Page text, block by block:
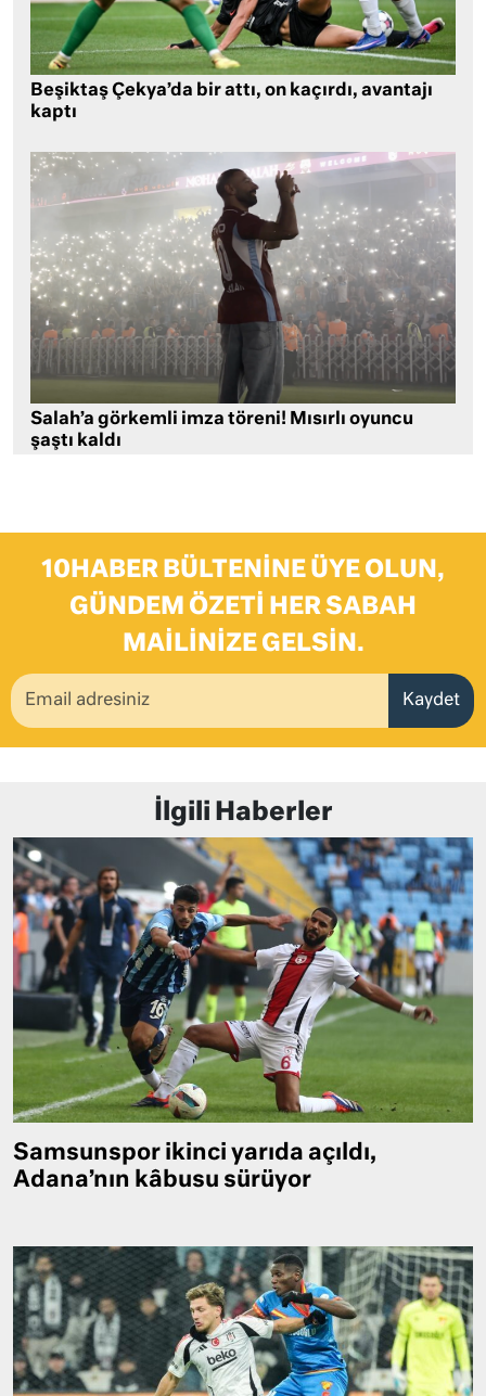
Beşiktaş Çekya’da bir attı, on kaçırdı, avantajı
kaptı
Salah’a görkemli imza töreni! Mısırlı oyuncu
şaştı kaldı
10HABER BÜLTENINE ÜYE OLUN,
GÜNDEM ÖZETI HER SABAH
MAILINIZE GELSIN.
Kaydet
İlgili Haberler
Samsunspor ikinci yarıda açıldı,
Adana’nın kâbusu sürüyor